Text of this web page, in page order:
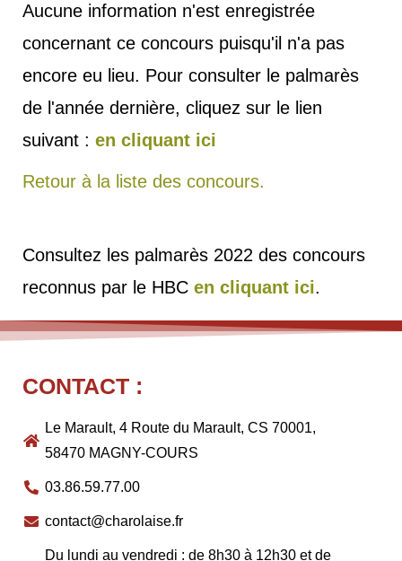
Aucune information n'est enregistrée
concernant ce concours puisqu'il n'a pas
encore eu lieu. Pour consulter le palmarès
de l'année dernière, cliquez sur le lien
suivant : en cliquant ici
Retour à la liste des concours.
Consultez les palmarès 2022 des concours
reconnus par le HBC en cliquant ici.
CONTACT :
Le Marault, 4 Route du Marault, CS 70001,
58470 MAGNY-COURS
03.86.59.77.00
contact@charolaise.fr
Du lundi au vendredi : de 8h30 à 12h30 et de